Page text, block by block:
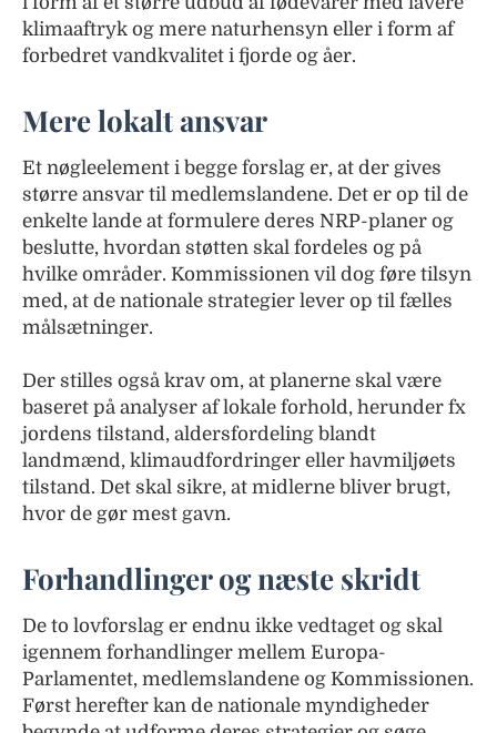
klimaaftryk og mere naturhensyn eller i form af
forbedret vandkvalitet i fjorde og åer.
Mere lokalt ansvar
Et nøgleelement i begge forslag er, at der gives
større ansvar til medlemslandene. Det er op til de
enkelte lande at formulere deres NRP-planer og
beslutte, hvordan støtten skal fordeles og på
hvilke områder. Kommissionen vil dog føre tilsyn
med, at de nationale strategier lever op til fælles
målsætninger.
Der stilles også krav om, at planerne skal være
baseret på analyser af lokale forhold, herunder fx
jordens tilstand, aldersfordeling blandt
landmænd, klimaudfordringer eller havmiljøets
tilstand. Det skal sikre, at midlerne bliver brugt,
hvor de gør mest gavn.
Forhandlinger og næste skridt
De to lovforslag er endnu ikke vedtaget og skal
igennem forhandlinger mellem Europa-
Parlamentet, medlemslandene og Kommissionen.
Først herefter kan de nationale myndigheder